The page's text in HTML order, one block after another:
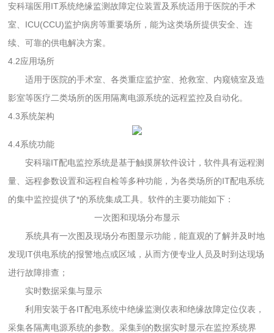
安科瑞医用IT系统绝缘监测故障定位装置及系统适用于医院的手术
室、ICU(CCU)监护病房等重要场所，能为这类场所提供安全、连
续、可靠的供电解决方案。
4.2应用场所
适用于医院的手术室、各类重症监护室、抢救室、内窥镜室及造
影室等医疗二类场所的医用隔离电源系统的远程监控及自动化。
4.3系统架构
4.4系统功能
安科瑞IT配电监控系统是基于触摸屏软件设计，软件具有远程测
量、远程参数设置和远程自检等多种功能，为各类场所的IT配电系统
的集中监控提供了*的系统集成工具。软件的主要功能如下：
一次图和现场分布显示
系统具有一次图及现场分布图显示功能，能直观的了解并及时地
发现IT供电系统的报警地点或区域，从而方便专业人员及时到达现场
进行故障排查；
实时数据采集与显示
利用安装于各IT配电系统中绝缘监测仪表和绝缘故障定位仪表，
采集各隔离电源系统的参数。采集到的数据实时显示在监控系统界